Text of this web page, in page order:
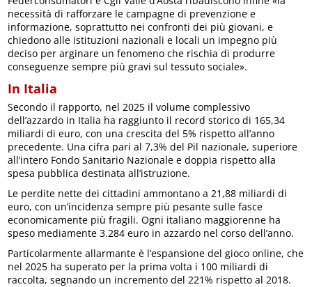
necessità di rafforzare le campagne di prevenzione e
informazione, soprattutto nei confronti dei più giovani, e
chiedono alle istituzioni nazionali e locali un impegno più
deciso per arginare un fenomeno che rischia di produrre
conseguenze sempre più gravi sul tessuto sociale».
In Italia
Secondo il rapporto, nel 2025 il volume complessivo
dell’azzardo in Italia ha raggiunto il record storico di 165,34
miliardi di euro, con una crescita del 5% rispetto all’anno
precedente. Una cifra pari al 7,3% del Pil nazionale, superiore
all’intero Fondo Sanitario Nazionale e doppia rispetto alla
spesa pubblica destinata all’istruzione.
Le perdite nette dei cittadini ammontano a 21,88 miliardi di
euro, con un’incidenza sempre più pesante sulle fasce
economicamente più fragili. Ogni italiano maggiorenne ha
speso mediamente 3.284 euro in azzardo nel corso dell’anno.
Particolarmente allarmante è l’espansione del gioco online, che
nel 2025 ha superato per la prima volta i 100 miliardi di
raccolta, segnando un incremento del 221% rispetto al 2018.